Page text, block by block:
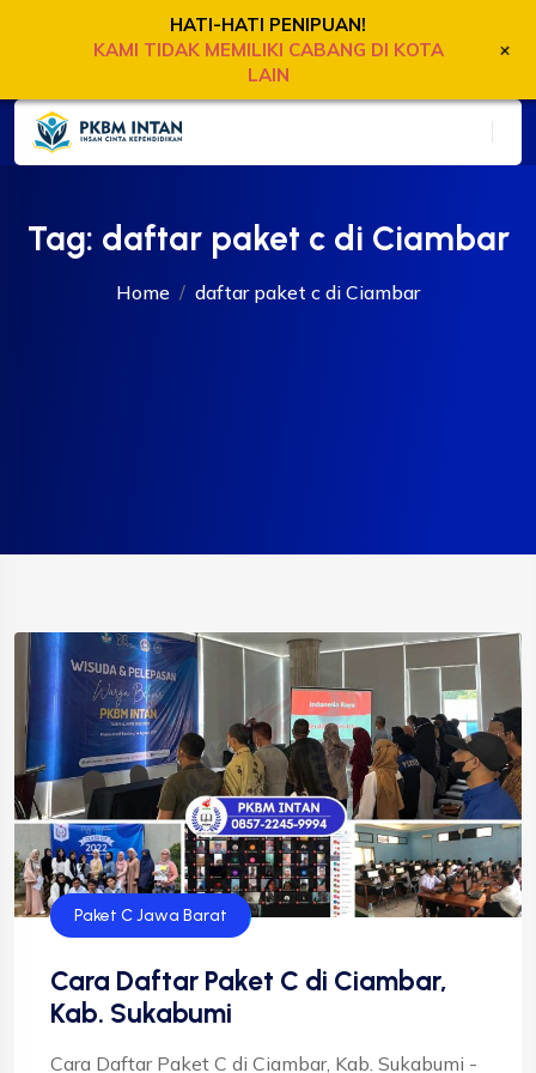
Tag: daftar paket c di Ciambar
Home daftar paket c di Ciambar
Paket C Jawa Barat
Cara Daftar Paket C di Ciambar,
Kab. Sukabumi
Cara Daftar Paket C di Ciambar, Kab. Sukabumi -
HATI-HATI PENIPUAN!
KAMI TIDAK MEMILIKI CABANG DI KOTA
LAIN
+